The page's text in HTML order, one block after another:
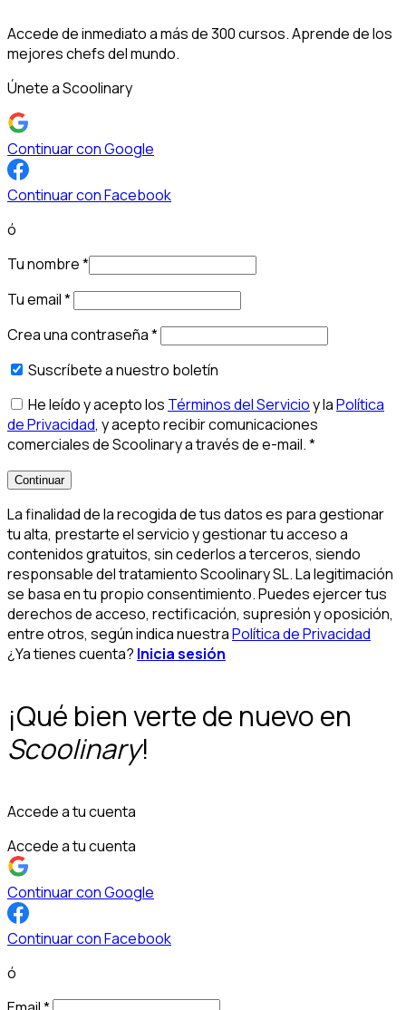
Accede de inmediato a más de 300 cursos. Aprende de los
mejores chefs del mundo.
Únete a Scoolinary
Continuar con Google
Continuar con Facebook
ó
Tu nombre*
Tu email*
Crea una contraseña*
Suscríbete a nuestro boletín
He leído y acepto los Términos del Servicioy laPolítica
de Privacidad, y acepto recibir comunicaciones
comerciales de Scoolinary a través de e-mail.*
Continuar
La finalidad de la recogida de tus datos es para gestionar
tu alta, prestarte el servicio y gestionar tu acceso a
contenidos gratuitos, sin cederlos a terceros, siendo
responsable del tratamiento Scoolinary SL. La legitimación
se basa en tu propio consentimiento. Puedes ejercer tus
derechos de acceso, rectificación, supresión y oposición,
entre otros, según indica nuestraPolítica de Privacidad
¿Ya tienes cuenta? Inicia sesión
¡Qué bien verte de nuevo en
Scoolinary!
Accede a tu cuenta
Accede a tu cuenta
Continuar con Google
Continuar con Facebook
ó